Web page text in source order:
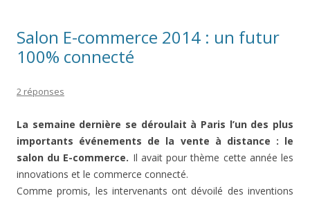
Salon E-commerce 2014 : un futur
100% connecté
2 réponses
La semaine dernière se déroulait à Paris l’un des plus
importants événements de la vente à distance : le
salon du E-commerce. Il avait pour thème cette année les
innovations et le commerce connecté.
Comme promis, les intervenants ont dévoilé des inventions